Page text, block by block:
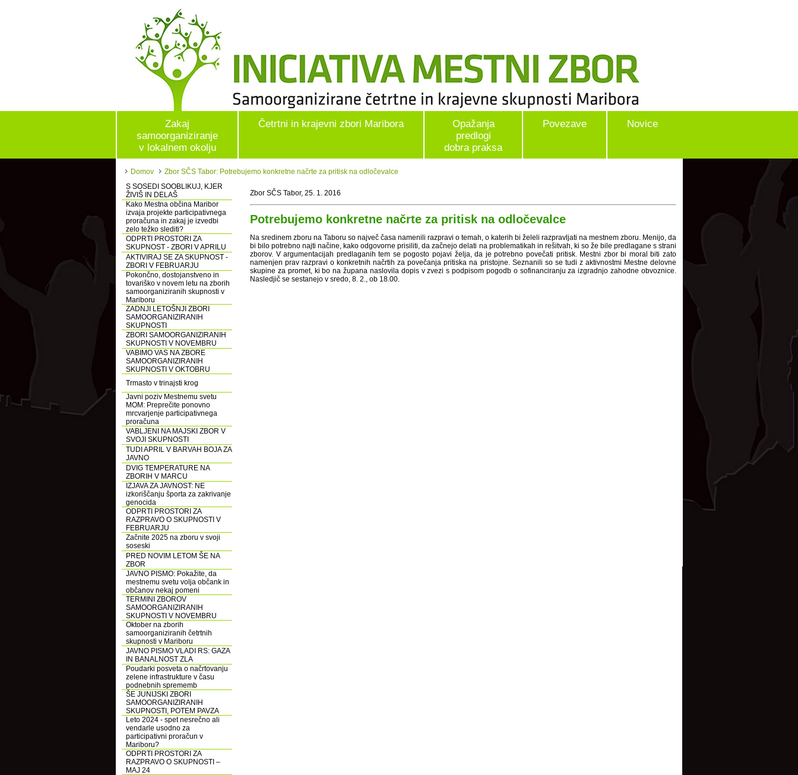
Zakaj
samoorganiziranje
v lokalnem okolju
Četrtni in krajevni zbori Maribora
Opažanja
predlogi
dobra praksa
Povezave Novice
Domov
Zbor SČS Tabor: Potrebujemo konkretne načrte za pritisk na odločevalce
S SOSEDI SOOBLIKUJ, KJER
ŽIVIŠ IN DELAŠ
Kako Mestna občina Maribor
izvaja projekte participativnega
proračuna in zakaj je izvedbi
zelo težko slediti?
ODPRTI PROSTORI ZA
SKUPNOST - ZBORI V APRILU
AKTIVIRAJ SE ZA SKUPNOST -
ZBORI V FEBRUARJU
Pokončno, dostojanstveno in
tovariško v novem letu na zborih
samoorganiziranih skupnosti v
Mariboru
ZADNJI LETOŠNJI ZBORI
SAMOORGANIZIRANIH
SKUPNOSTI
ZBORI SAMOORGANIZIRANIH
SKUPNOSTI V NOVEMBRU
VABIMO VAS NA ZBORE
SAMOORGANIZIRANIH
SKUPNOSTI V OKTOBRU
Trmasto v trinajsti krog
Javni poziv Mestnemu svetu
MOM: Preprečite ponovno
mrcvarjenje participativnega
proračuna
VABLJENI NA MAJSKI ZBOR V
SVOJI SKUPNOSTI
TUDI APRIL V BARVAH BOJA ZA
JAVNO
DVIG TEMPERATURE NA
ZBORIH V MARCU
IZJAVA ZA JAVNOST: NE
izkoriščanju športa za zakrivanje
genocida
ODPRTI PROSTORI ZA
RAZPRAVO O SKUPNOSTI V
FEBRUARJU
Začnite 2025 na zboru v svoji
soseski
PRED NOVIM LETOM ŠE NA
ZBOR
JAVNO PISMO: Pokažite, da
mestnemu svetu volja občank in
občanov nekaj pomeni
TERMINI ZBOROV
SAMOORGANIZIRANIH
SKUPNOSTI V NOVEMBRU
Oktober na zborih
samoorganiziranih četrtnih
skupnosti v Mariboru
JAVNO PISMO VLADI RS: GAZA
IN BANALNOST ZLA
Poudarki posveta o načrtovanju
zelene infrastrukture v času
podnebnih sprememb
ŠE JUNIJSKI ZBORI
SAMOORGANIZIRANIH
SKUPNOSTI, POTEM PAVZA
Leto 2024 - spet nesrečno ali
vendarle usodno za
participativni proračun v
Mariboru?
ODPRTI PROSTORI ZA
RAZPRAVO O SKUPNOSTI –
MAJ 24
Zbor SČS Tabor, 25. 1. 2016
Potrebujemo konkretne načrte za pritisk na odločevalce
Na sredinem zboru na Taboru so največ časa namenili razpravi o temah, o katerih bi želeli razpravljati na mestnem zboru. Menijo, da
bi bilo potrebno najti načine, kako odgovorne prisiliti, da začnejo delati na problematikah in rešitvah, ki so že bile predlagane s strani
zborov. V argumentacijah predlaganih tem se pogosto pojavi želja, da je potrebno povečati pritisk. Mestni zbor bi moral biti zato
namenjen prav razpravi o konkretnih načrtih za povečanja pritiska na pristojne. Seznanili so se tudi z aktivnostmi Mestne delovne
skupine za promet, ki bo na župana naslovila dopis v zvezi s podpisom pogodb o sofinanciranju za izgradnjo zahodne obvoznice.
Nasledjič se sestanejo v sredo, 8. 2., ob 18.00.